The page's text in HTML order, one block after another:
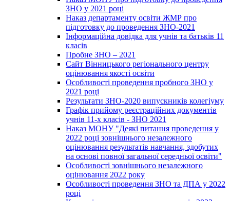
ЗНО у 2021 році
Наказ департаменту освіти ЖМР про
підготовку до проведення ЗНО-2021
Інформаційна довідка для учнів та батьків 11
класів
Пробне ЗНО – 2021
Сайт Вінницького регіонального центру
оцінювання якості освіти
Особливості проведення пробного ЗНО у
2021 році
Результати ЗНО-2020 випускників колегіуму
Графік прийому реєстраційних документів
учнів 11-х класів - ЗНО 2021
Наказ МОНУ "Деякі питання проведення у
2022 році зовнішнього незалежного
оцінювання результатів навчання, здобутих
на основі повної загальної середньої освіти"
Особливості зовнішнього незалежного
оцінювання 2022 року
Особливості проведення ЗНО та ДПА у 2022
році